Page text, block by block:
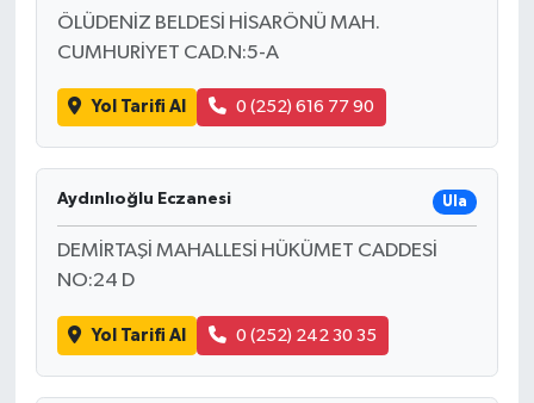
ÖLÜDENİZ BELDESİ HİSARÖNÜ MAH.
CUMHURİYET CAD.N:5-A
Yol Tarifi Al 0 (252) 616 77 90
Aydınlıoğlu Eczanesi Ula
DEMİRTAŞİ MAHALLESİ HÜKÜMET CADDESİ
NO:24 D
Yol Tarifi Al 0 (252) 242 30 35